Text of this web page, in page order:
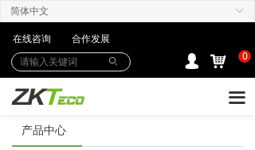
ꀅ
简体中文
在线咨询
낙 0
넙
ꄙ
合作发展
끀
产品中心
解决方案
下载中心
购买/服务Care+
产品中心